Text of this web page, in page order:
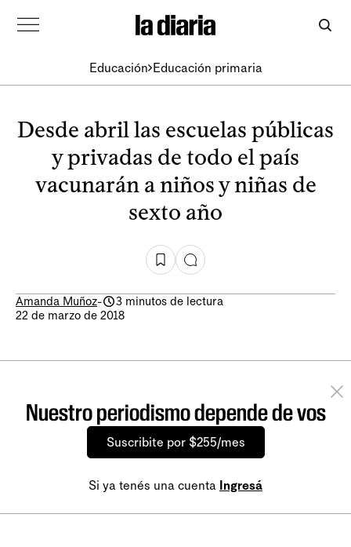
Educación Educación primaria
Desde abril las escuelas públicas
y privadas de todo el país
vacunarán a niños y niñas de
sexto año
Amanda Muñoz-
3 minutos de lectura
22 de marzo de 2018
Nuestro periodismo depende de vos
Suscribite por $255/mes
Si ya tenés una cuenta Ingresá